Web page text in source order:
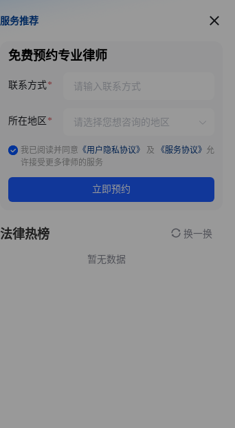
服务推荐
服务推荐
免费预约专业律师
联系方式
所在地区
我已阅读并同意 《用户隐私协议》 及 《服务协议》 允
许接受更多律师的服务
立即预约
法律热榜 换一换
暂无数据